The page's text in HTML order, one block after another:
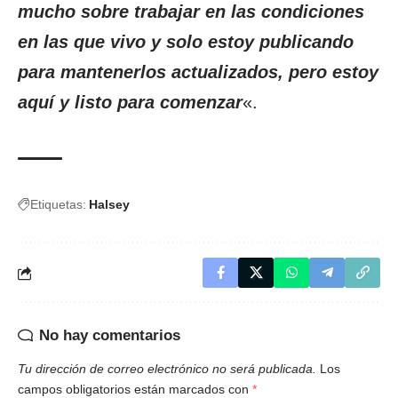
mucho sobre trabajar en las condiciones
en las que vivo y solo estoy publicando
para mantenerlos actualizados, pero estoy
aquí y listo para comenzar«.
Etiquetas: Halsey
No hay comentarios
Tu dirección de correo electrónico no será publicada.
Los
campos obligatorios están marcados con *